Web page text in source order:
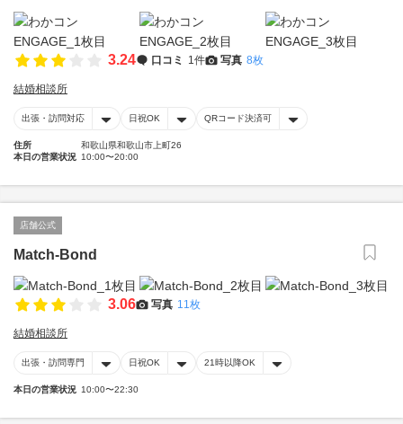
3.24 口コミ 1件 写真 8枚
結婚相談所
出張・訪問対応 日祝OK QRコード決済可
住所
和歌山県和歌山市上町26
本日の営業状況 10:00〜20:00
店舗公式
Match-Bond
3.06 写真 11枚
結婚相談所
出張・訪問専門 日祝OK 21時以降OK
本日の営業状況 10:00〜22:30